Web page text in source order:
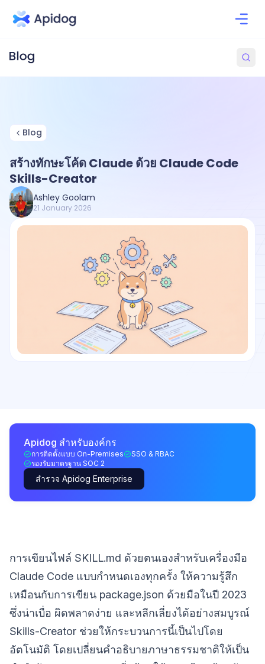
Blog
สร้างทักษะโค้ด Claude ด้วย Claude Code
Skills-Creator
Ashley Goolam
21 January 2026
Apidog สำหรับองค์กร
การติดตั้งแบบ On-Premises
SSO & RBAC
รองรับมาตรฐาน SOC 2
สำรวจ Apidog Enterprise
การเขียนไฟล์ SKILL.md ด้วยตนเองสำหรับเครื่องมือ
Claude Code แบบกำหนดเองทุกครั้ง ให้ความรู้สึก
เหมือนกับการเขียน package.json ด้วยมือในปี 2023
ซึ่งน่าเบื่อ ผิดพลาดง่าย และหลีกเลี่ยงได้อย่างสมบูรณ์
Skills-Creator ช่วยให้กระบวนการนี้เป็นไปโดย
อัตโนมัติ โดยเปลี่ยนคำอธิบายภาษาธรรมชาติให้เป็น